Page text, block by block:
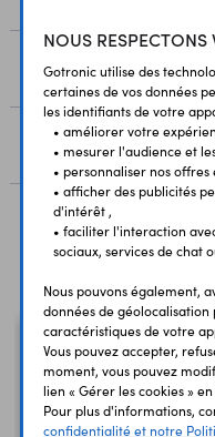
Vous
NOUS RESPECTONS
Gotronic utilise des
certaines de vos données
les identifiants de votre
• améliorer votre
• mesurer l'audience et
• personnaliser nos
• afficher des publicités
d'intérêt ,
• faciliter l'interaction
sociaux, services de chat
Nous pouvons également,
données de
caractéristiques de votre
Vous pouvez accepter,
moment, vous pouvez
lien « Gérer les cookies »
Pour plus d'informations,
confidentialité et notre